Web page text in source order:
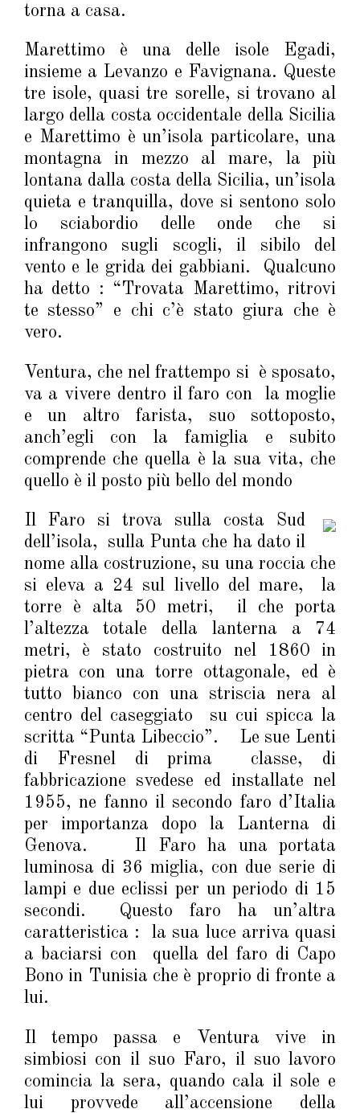
torna a casa.
Marettimo è una delle isole Egadi,
insieme a Levanzo e Favignana. Queste
tre isole, quasi tre sorelle, si trovano al
largo della costa occidentale della Sicilia
e Marettimo è un’isola particolare, una
montagna in mezzo al mare, la più
lontana dalla costa della Sicilia, un’isola
quieta e tranquilla, dove si sentono solo
lo sciabordio delle onde che si
infrangono sugli scogli, il sibilo del
vento e le grida dei gabbiani. Qualcuno
ha detto : “Trovata Marettimo, ritrovi
te stesso” e chi c’è stato giura che è
vero.
Ventura, che nel frattempo si è sposato,
va a vivere dentro il faro con la moglie
e un altro farista, suo sottoposto,
anch’egli con la famiglia e subito
comprende che quella è la sua vita, che
quello è il posto più bello del mondo
Il Faro si trova sulla costa Sud
dell’isola, sulla Punta che ha dato il
nome alla costruzione, su una roccia che
si eleva a 24 sul livello del mare, la
torre è alta 50 metri, il che porta
l’altezza totale della lanterna a 74
metri, è stato costruito nel 1860 in
pietra con una torre ottagonale, ed è
tutto bianco con una striscia nera al
centro del caseggiato su cui spicca la
scritta “Punta Libeccio”. Le sue Lenti
di Fresnel di prima classe, di
fabbricazione svedese ed installate nel
1955, ne fanno il secondo faro d’Italia
per importanza dopo la Lanterna di
Genova. Il Faro ha una portata
luminosa di 36 miglia, con due serie di
lampi e due eclissi per un periodo di 15
secondi. Questo faro ha un’altra
caratteristica : la sua luce arriva quasi
a baciarsi con quella del faro di Capo
Bono in Tunisia che è proprio di fronte a
lui.
Il tempo passa e Ventura vive in
simbiosi con il suo Faro, il suo lavoro
comincia la sera, quando cala il sole e
lui provvede all’accensione della